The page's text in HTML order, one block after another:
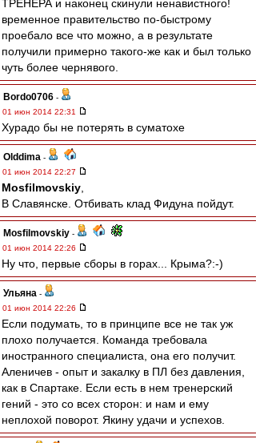
ТРЕНЕРА и наконец скинули ненавистного!
временное правительство по-быстрому
проебало все что можно, а в результате
получили примерно такого-же как и был только
чуть более чернявого.
Bordo0706 -
01 июн 2014 22:31
Хурадо бы не потерять в суматохе
Olddima -
01 июн 2014 22:27
Mosfilmovskiy
В Славянске. Отбивать клад Фидуна пойдут.
Mosfilmovskiy -
01 июн 2014 22:26
Ну что, первые сборы в горах... Крыма?:-)
Ульяна -
01 июн 2014 22:26
Если подумать, то в принципе все не так уж
плохо получается. Команда требовала
иностранного специалиста, она его получит.
Аленичев - опыт и закалку в ПЛ без давления,
как в Спартаке. Если есть в нем тренерский
гений - это со всех сторон: и нам и ему
неплохой поворот. Якину удачи и успехов.